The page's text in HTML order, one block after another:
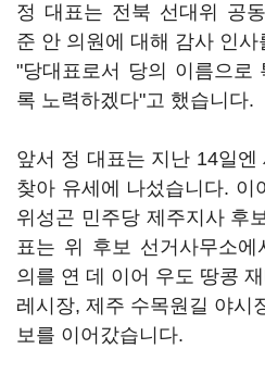
정 대표는 전북 선대위 공
준 안 의원에 대해 감사 인
"당대표로서 당의 이름으로
록 노력하겠다"고 했습니다.
앞서 정 대표는 지난 14일
찾아 유세에 나섰습니다. 이
위성곤 민주당 제주지사 후
표는 위 후보 선거사무소에
의를 연 데 이어 우도 땅콩
레시장, 제주 수목원길 야시
보를 이어갔습니다.